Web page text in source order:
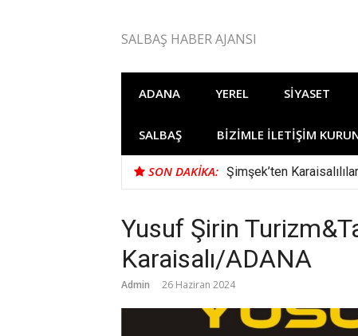
SALBAŞ HABER AJANSI
ADANA YEREL SIYASET
SALBAŞ BIZIMLE İLETIŞIM
SON DAKIKA: Şimşek’ten
Yusuf Şirin
Karaisalı/ADANA
Admin 26 Haziran 2024